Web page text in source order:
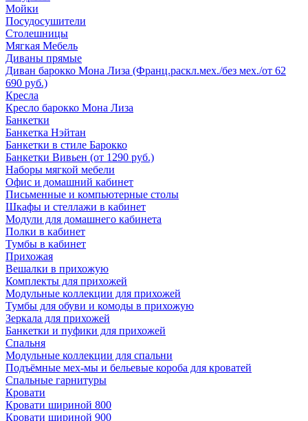
Мойки
Посудосушители
Столешницы
Мягкая Мебель
Диваны прямые
Диван барокко Мона Лиза (Франц.раскл.мех./без мех./от 62
690 руб.)
Кресла
Кресло барокко Мона Лиза
Банкетки
Банкетка Нэйтан
Банкетки в стиле Барокко
Банкетки Вивьен (от 1290 руб.)
Наборы мягкой мебели
Офис и домашний кабинет
Письменные и компьютерные столы
Шкафы и стеллажи в кабинет
Модули для домашнего кабинета
Полки в кабинет
Тумбы в кабинет
Прихожая
Вешалки в прихожую
Комплекты для прихожей
Модульные коллекции для прихожей
Тумбы для обуви и комоды в прихожую
Зеркала для прихожей
Банкетки и пуфики для прихожей
Спальня
Модульные коллекции для спальни
Подъёмные мех-мы и бельевые короба для кроватей
Спальные гарнитуры
Кровати
Кровати шириной 800
Кровати шириной 900